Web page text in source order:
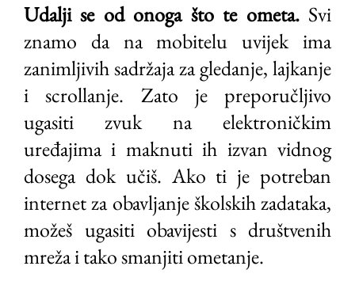
Udalji se od onoga što te ometa. Svi
znamo da na mobitelu uvijek ima
zanimljivih sadržaja za gledanje, lajkanje
i scrollanje. Zato je preporučljivo
ugasiti zvuk na elektroničkim
uređajima i maknuti ih izvan vidnog
dosega dok učiš. Ako ti je potreban
internet za obavljanje školskih zadataka,
možeš ugasiti obavijesti s društvenih
mreža i tako smanjiti ometanje.